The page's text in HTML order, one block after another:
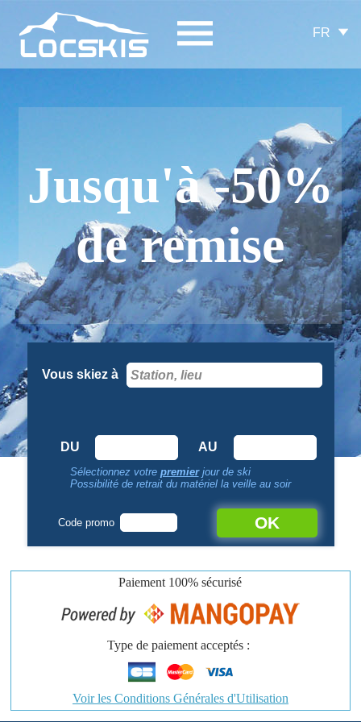
FR
Jusqu'à -50%
de remise
Vous skiez à
DU AU
Code promo OK
Sélectionnez votre premierjour de ski
Possibilité de retrait du matériel la veille au soir
Paiement 100% sécurisé
Type de paiement acceptés :
Voir les Conditions Générales d'Utilisation